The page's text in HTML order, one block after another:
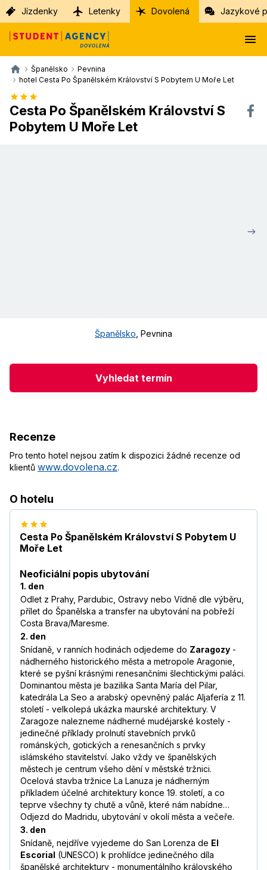
Jízdenky Letenky Dovolená Jazykové
Španělsko
Pevnina
hotel Cesta Po Španělském Království S Pobytem U Moře Let
Cesta Po Španělském Království S
Pobytem U Moře Let
Španělsko Pevnina
Vyhledat termín
Recenze
Pro tento hotel nejsou zatím k dispozici žádné recenze od
klientů www.dovolena.cz.
O hotelu
Cesta Po Španělském Království S Pobytem U
Moře Let
Neoficiální popis ubytování
1. den
Odlet z Prahy, Pardubic, Ostravy nebo Vídně dle výběru,
přílet do Španělska a transfer na ubytování na pobřeží
Costa Brava/Maresme.
2. den
Snídaně, v ranních hodinách odjedeme do Zaragozy -
nádherného historického města a metropole Aragonie,
které se pyšní krásnými renesančními šlechtickými paláci.
Dominantou města je bazilika Santa María del Pilar,
katedrála La Seo a arabský opevněný palác Aljafería z 11.
století - velkolepá ukázka maurské architektury. V
Zaragoze nalezneme nádherné mudéjarské kostely -
jedinečné příklady prolnutí stavebních prvků
románských, gotických a renesančních s prvky
islámského stavitelství. Jako vždy ve španělských
městech je centrum všeho dění v městské tržnici.
Ocelová stavba tržnice La Lanuza je nádherným
příkladem účelné architektury konce 19. století, a co
teprve všechny ty chutě a vůně, které nám nabídne…
Odjezd do Madridu, ubytování v okolí města a večeře.
3. den
Snídaně, nejdříve vyjedeme do San Lorenza de El
Escorial (UNESCO) k prohlídce jedinečného díla
španělské architektury - monumentálního královského